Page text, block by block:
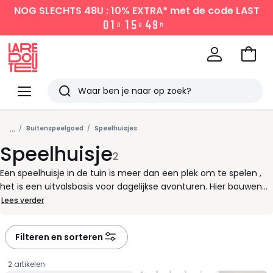
NOG SLECHTS 48U : 10% EXTRA* met de code LAST
01 D 1 5 U 49 M
Menu
Redoute
Zoeken
Laatst
bekeken
Naar
... Buitenspeelgoed Speelhuisjes
Speelhuisje2
Een speelhuisje in de tuin is meer dan een plek om te spelen ,
het is een uitvalsbasis voor dagelijkse avonturen. Hier bouwen
kinderen hun eigen wereld, waar fantasie en beweging
middagen met vriendjes: een goed gekozen speelhuis biedt
eindeloos plezier, zonder ingewikkelde installaties of onderhoud.
model met glijbaan, er is altijd een speelhuis dat past bij jouw
Lees verder
Filteren en sorteren
2 artikelen